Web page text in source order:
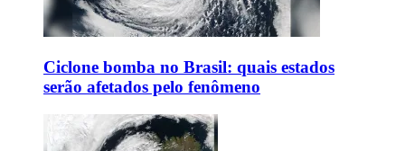
Ciclone bomba no Brasil: quais estados
serão afetados pelo fenômeno